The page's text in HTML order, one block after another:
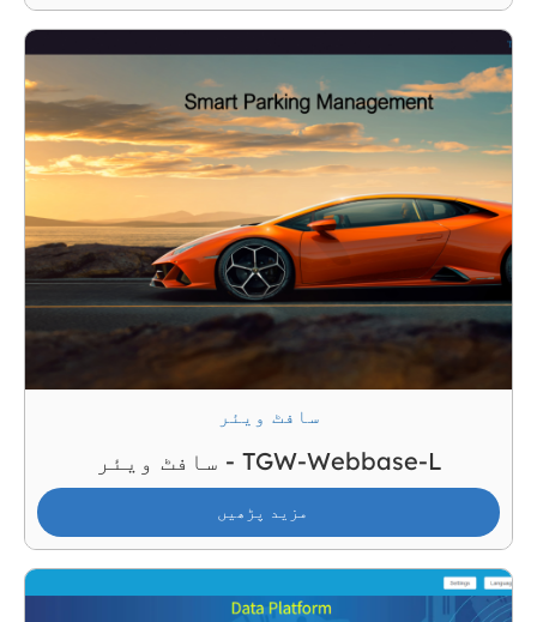
سافٹ ویئر
سافٹ ویئر - TGW-Webbase-L
مزید پڑھیں